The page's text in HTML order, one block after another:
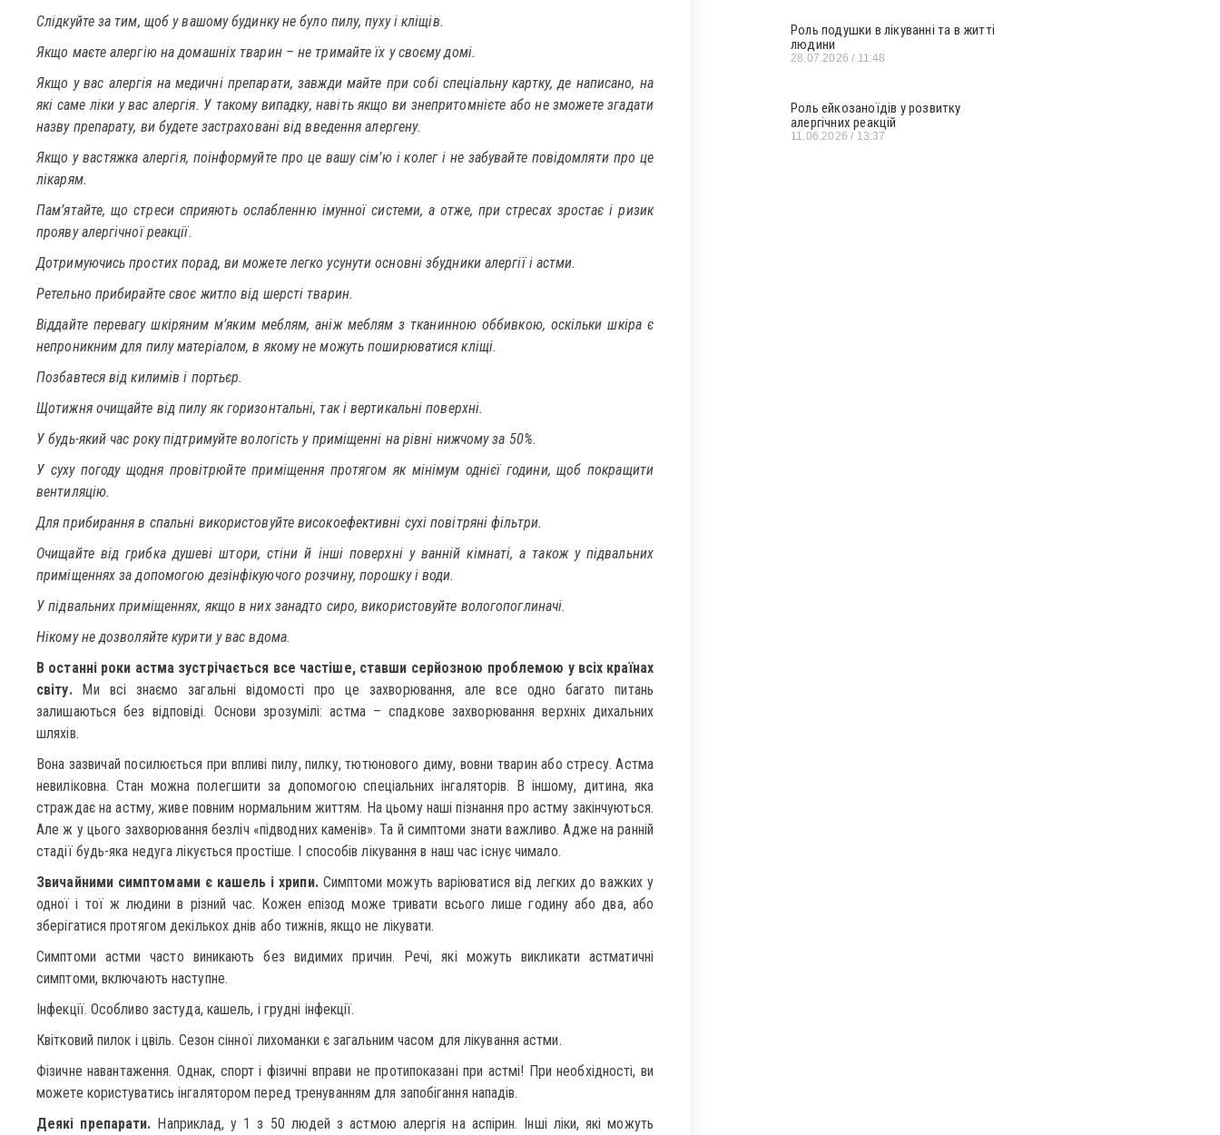
Слідкуйте за тим, щоб у вашому будинку не було пилу, пуху і кліщів.
Якщо маєте алергію на домашніх тварин – не тримайте їх у своєму домі.
Якщо у вас алергія на медичні препарати, завжди майте при собі спеціальну картку, де написано, на
які саме ліки у вас алергія. У такому випадку, навіть якщо ви знепритомнієте або не зможете згадати
назву препарату, ви будете застраховані від введення алергену.
Якщо у вастяжка алергія, поінформуйте про це вашу сім’ю і колег і не забувайте повідомляти про це
лікарям.
Пам’ятайте, що стреси сприяють ослабленню імунної системи, а отже, при стресах зростає і ризик
прояву алергічної реакції.
Дотримуючись простих порад, ви можете легко усунути основні збудники алергії і астми.
Ретельно прибирайте своє житло від шерсті тварин.
Віддайте перевагу шкіряним м’яким меблям, аніж меблям з тканинною оббивкою, оскільки шкіра є
непроникним для пилу матеріалом, в якому не можуть поширюватися кліщі.
Позбавтеся від килимів і портьєр.
Щотижня очищайте від пилу як горизонтальні, так і вертикальні поверхні.
У будь-який час року підтримуйте вологість у приміщенні на рівні нижчому за 50%.
У суху погоду щодня провітрюйте приміщення протягом як мінімум однієї години, щоб покращити
вентиляцію.
Для прибирання в спальні використовуйте високоефективні сухі повітряні фільтри.
Очищайте від грибка душеві штори, стіни й інші поверхні у ванній кімнаті, а також у підвальних
приміщеннях за допомогою дезінфікуючого розчину, порошку і води.
У підвальних приміщеннях, якщо в них занадто сиро, використовуйте вологопоглиначі.
Нікому не дозволяйте курити у вас вдома.
В останні роки астма зустрічається все частіше, ставши серйозною проблемою у всіх країнах
світу.Ми всі знаємо загальні відомості про це захворювання, але все одно багато питань
залишаються без відповіді. Основи зрозумілі: астма – спадкове захворювання верхніх дихальних
шляхів.
Вона зазвичай посилюється при впливі пилу, пилку, тютюнового диму, вовни тварин або стресу. Астма
невиліковна. Стан можна полегшити за допомогою спеціальних інгаляторів. В іншому, дитина, яка
страждає на астму, живе повним нормальним життям. На цьому наші пізнання про астму закінчуються.
Але ж у цього захворювання безліч «підводних каменів». Та й симптоми знати важливо. Адже на ранній
стадії будь-яка недуга лікується простіше. І способів лікування в наш час існує чимало.
Звичайними симптомами є кашель і хрипи.Симптоми можуть варіюватися від легких до важких у
одної і тої ж людини в різний час. Кожен епізод може тривати всього лише годину або два, або
зберігатися протягом декількох днів або тижнів, якщо не лікувати.
Симптоми астми часто виникають без видимих причин. Речі, які можуть викликати астматичні
симптоми, включають наступне.
Інфекції. Особливо застуда, кашель, і грудні інфекції.
Квітковий пилок і цвіль. Сезон сінної лихоманки є загальним часом для лікування астми.
Фізичне навантаження. Однак, спорт і фізичні вправи не протипоказані при астмі! При необхідності, ви
можете користуватись інгалятором перед тренуванням для запобігання нападів.
Деякі препарати. Наприклад, у 1 з 50 людей з астмою алергія на аспірин. Інші ліки, які можуть
Роль подушки в лікуванні та в житті
людини
28.07.2026 11:48
Роль ейкозаноїдів у розвитку
алергічних реакцій
11.06.2026 13:37